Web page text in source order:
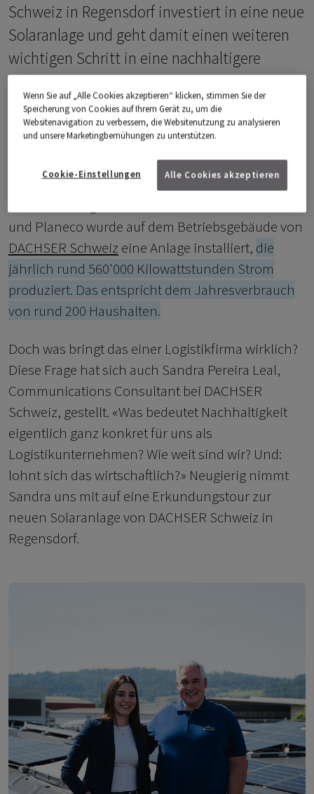
Schweiz in Regensdorf investiert in eine neue
Solaranlage und geht damit einen weiteren
wichtigen Schritt in eine nachhaltigere
Zukunft.
S onnenstrom statt Stromrechnung. 1'333
Solarmodule, ein Dach in Regensdorf
und ein Unternehmen, das
und Planeco wurde auf dem Betriebsgebäude von
DACHSER Schweiz eine Anlage installiert, die
jährlich rund 560'000 Kilowattstunden Strom
produziert. Das entspricht dem Jahresverbrauch
von rund 200 Haushalten.
Doch was bringt das einer Logistikfirma wirklich?
Diese Frage hat sich auch Sandra Pereira Leal,
Communications Consultant bei DACHSER
Schweiz, gestellt. «Was bedeutet Nachhaltigkeit
eigentlich ganz konkret für uns als
Logistikunternehmen? Wie weit sind wir? Und:
lohnt sich das wirtschaftlich?» Neugierig nimmt
Sandra uns mit auf eine Erkundungstour zur
neuen Solaranlage von DACHSER Schweiz in
Regensdorf.
Wenn Sie auf „Alle Cookies akzeptieren“ klicken, stimmen Sie der
Speicherung von Cookies auf Ihrem Gerät zu, um die
Websitenavigation zu verbessern, die Websitenutzung zu analysieren
und unsere Marketingbemühungen zu unterstützen.
Alle Cookies akzeptieren
Cookie-Einstellungen